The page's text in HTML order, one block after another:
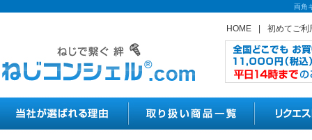
両角
HOME 初めてご利